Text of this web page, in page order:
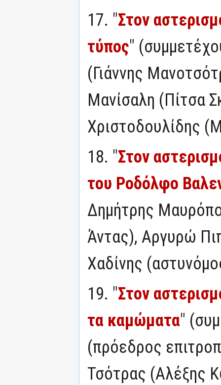
17. "Στον
τύπος"
(Γιάννης
Μανίσαλη (Πίτσα
Χριστοδουλίδης
18. "Στον
του Ροδόλφο
Δημήτρης
Άντας), Αργυρώ
Χαδίνης
19. "Στον
τα καμώματα"
(πρόεδρος
Τσότρας (Αλέξης